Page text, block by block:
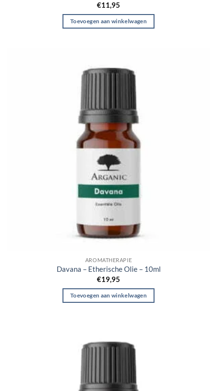
€11,95
Toevoegen aan winkelwagen
AROMATHERAPIE
Davana – Etherische Olie – 10ml
€19,95
Toevoegen aan winkelwagen